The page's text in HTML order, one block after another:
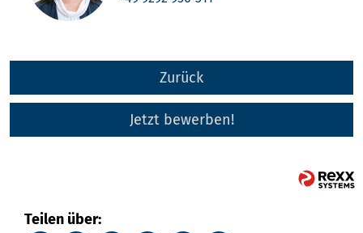
Zurück
Jetzt bewerben!
Teilen über: